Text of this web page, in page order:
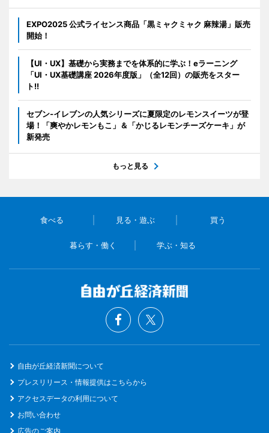
EXPO2025 公式ライセンス商品「黒ミャクミャク 麻辣湯」販売
開始！
【UI・UX】基礎から実務までを体系的に学ぶ！eラーニング
「UI・UX基礎講座 2026年度版」（全12回）の販売をスター
ト!!
セブン‐イレブンの人気シリーズに夏限定のレモンスイーツが登
場！「爽やかレモンもこ」＆「かじるレモンチーズケーキ」が
新発売
もっと見る
食べる 見る・遊ぶ 買う
暮らす・働く 学ぶ・知る
自由が丘経済新聞について
プレスリリース・情報提供はこちらから
アクセスデータの利用について
お問い合わせ
広告のご案内